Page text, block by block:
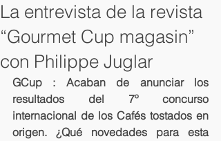
La entrevista de la revista
“Gourmet Cup magasin”
con Philippe Juglar
GCup : Acaban de anunciar los
resultados del 7º concurso
internacional de los Cafés tostados en
origen. ¿Qué novedades para esta